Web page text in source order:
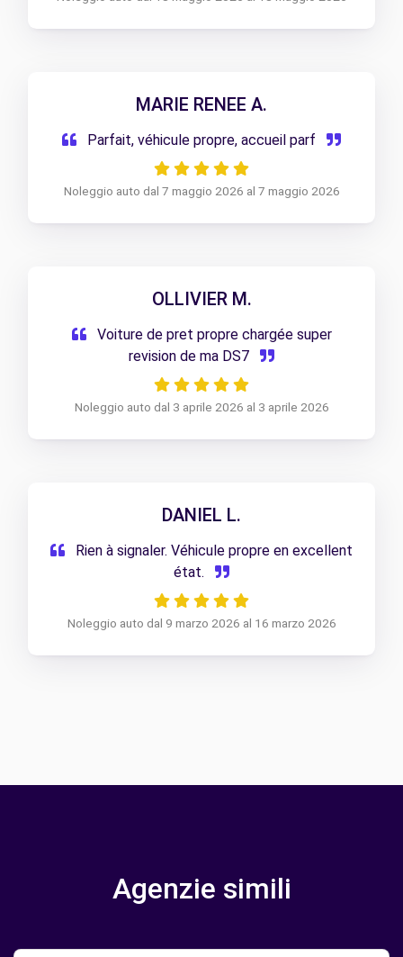
MARIE RENEE A.
Parfait, véhicule propre, accueil parf
Noleggio auto dal 7 maggio 2026 al 7 maggio 2026
OLLIVIER M.
Voiture de pret propre chargée super
revision de ma DS7
Noleggio auto dal 3 aprile 2026 al 3 aprile 2026
DANIEL L.
Rien à signaler. Véhicule propre en excellent
état.
Noleggio auto dal 9 marzo 2026 al 16 marzo 2026
Agenzie simili